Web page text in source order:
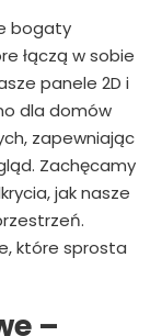
bogaty
łączą w sobie
panele 2D i
dla domów
zapewniając
Zachęcamy
jak nasze
które sprosta
–